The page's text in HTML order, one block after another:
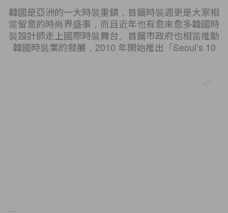
韓國是亞洲的一大時裝重鎮，首爾時裝週更是大家相
當留意的時尚界盛事，而且近年也有愈來愈多韓國時
裝設計師走上國際時裝舞台。首爾市政府也相當推動
韓國時裝業的發展，2010 年開始推出「Seoul’s 10